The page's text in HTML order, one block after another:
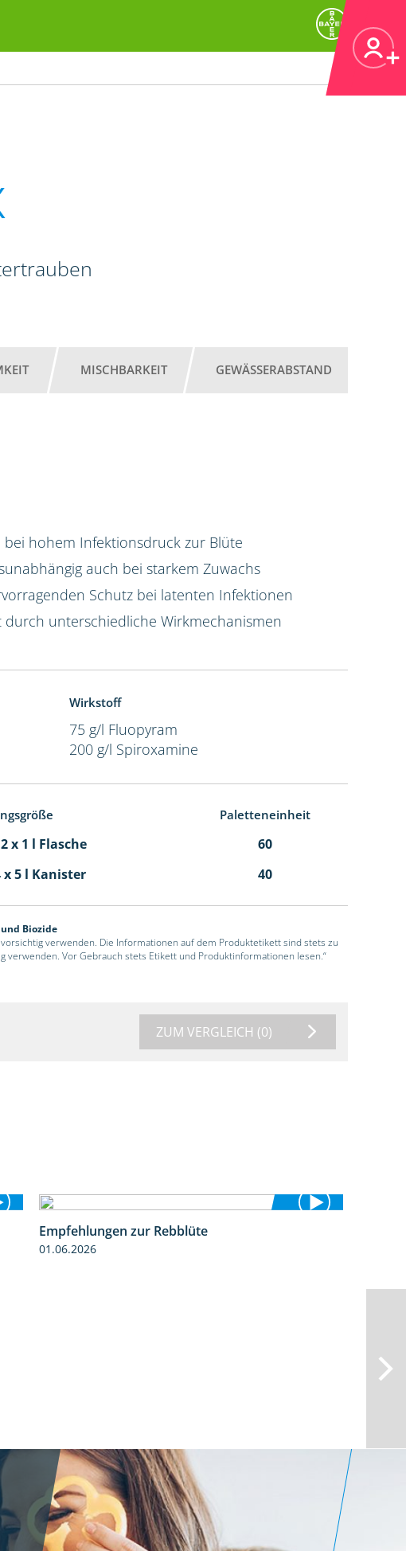
MISCHBARKEIT GEWÄSSERABSTAND
hohem Infektionsdruck zur Blüte
auch bei starkem Zuwachs
Schutz bei latenten Infektionen
durch unterschiedliche Wirkmechanismen
Wirkstoff
75 g/l Fluopyram
200 g/l Spiroxamine
Paletteneinheit
x 1 l Flasche
60
5 l Kanister 40
Biozide
verwenden. Die Informationen auf dem Produktetikett sind stets zu
verwenden. Vor Gebrauch stets Etikett und Produktinformationen lesen.“
ZUM VERGLEICH (0)
Empfehlungen zur Rebblüte
01.06.2026